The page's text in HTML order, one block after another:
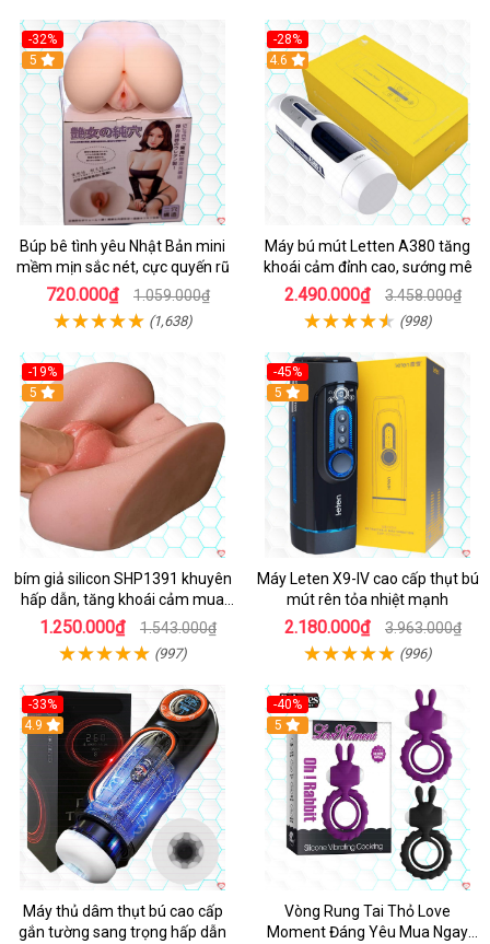
-32%
Hot
5
Búp bê tình yêu Nhật Bản mini
mềm mịn sắc nét, cực quyến rũ
720.000₫ 1.059.000₫
(1,638)
-28%
Hot
4.6
Máy bú mút Letten A380 tăng
khoái cảm đỉnh cao, sướng mê
2.490.000₫ 3.458.000₫
(998)
-19%
Hot
5
bím giả silicon SHP1391 khuyên
hấp dẫn, tăng khoái cảm mua
ngay
1.250.000₫ 1.543.000₫
(997)
-45%
Hot
5
Máy Leten X9-IV cao cấp thụt bú
mút rên tỏa nhiệt mạnh
2.180.000₫ 3.963.000₫
(996)
-33%
Hot
4.9
Máy thủ dâm thụt bú cao cấp
gắn tường sang trọng hấp dẫn
-40%
5
Vòng Rung Tai Thỏ Love
Moment Đáng Yêu Mua Ngay